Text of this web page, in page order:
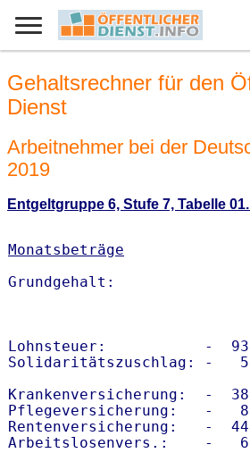
Gehaltsrechner für den
Dienst
Arbeitnehmer bei der
2019
Entgeltgruppe 6, Stufe 7, Tabelle
Monatsbeträge
Lohnsteuer:           -
Solidaritätszuschlag: -
Krankenversicherung:  -
Pflegeversicherung:   -
Rentenversicherung:   -
Arbeitslosenvers.:    -